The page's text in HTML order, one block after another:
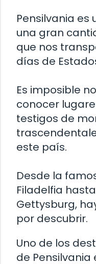
Pensilvania
una gran
que nos
días de
Es imposible
conocer
testigos de
este país.
Desde la
Filadelfia
Gettysburg,
por descubrir.
Uno de los
de